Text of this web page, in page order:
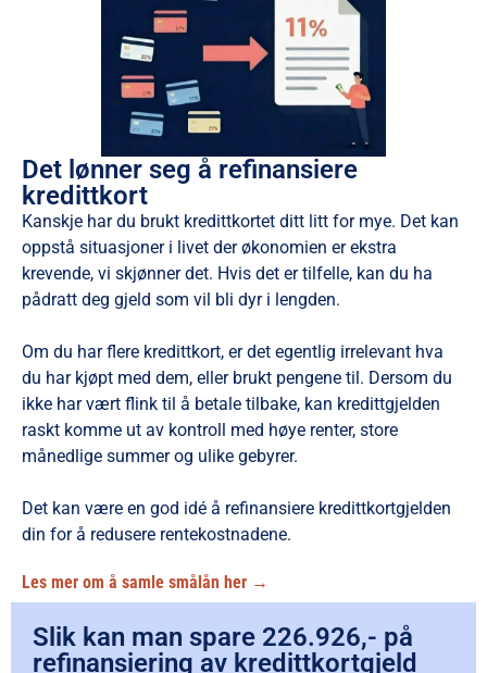
Det lønner seg å refinansiere
kredittkort
Kanskje har du brukt kredittkortet ditt litt for mye. Det kan
oppstå situasjoner i livet der økonomien er ekstra
krevende, vi skjønner det. Hvis det er tilfelle, kan du ha
pådratt deg gjeld som vil bli dyr i lengden.
Om du har flere kredittkort, er det egentlig irrelevant hva
du har kjøpt med dem, eller brukt pengene til. Dersom du
ikke har vært flink til å betale tilbake, kan kredittgjelden
raskt komme ut av kontroll med høye renter, store
månedlige summer og ulike gebyrer.
Det kan være en god idé å refinansiere kredittkortgjelden
din for å redusere rentekostnadene.
Les mer om å samle smålån her →
Slik kan man spare 226.926,- på
refinansiering av kredittkortgjeld